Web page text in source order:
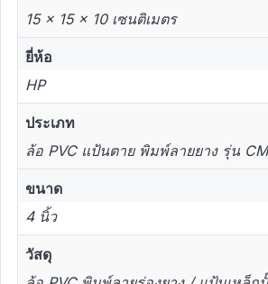
15 × 15 × 10 เซนติเมตร
ยี่ห้อ
HP
ประเภท
ล้อ PVC แป้นตาย พิมพ์ลายยาง รุ่น
ขนาด
4 นิ้ว
วัสดุ